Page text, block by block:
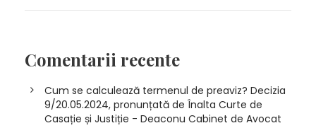
Comentarii recente
Cum se calculează termenul de preaviz? Decizia
9/20.05.2024, pronunțată de Înalta Curte de
Casație și Justiție - Deaconu Cabinet de Avocat